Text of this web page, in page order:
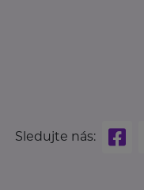
Sledujte nás: